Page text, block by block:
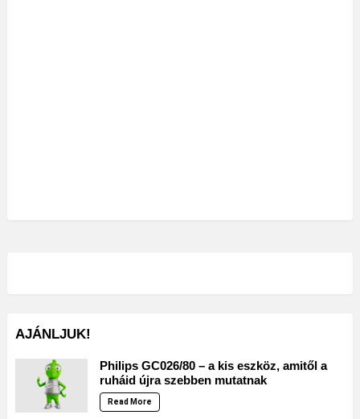
AJÁNLJUK!
Philips GC026/80 – a kis eszköz, amitől a
ruháid újra szebben mutatnak
Read More